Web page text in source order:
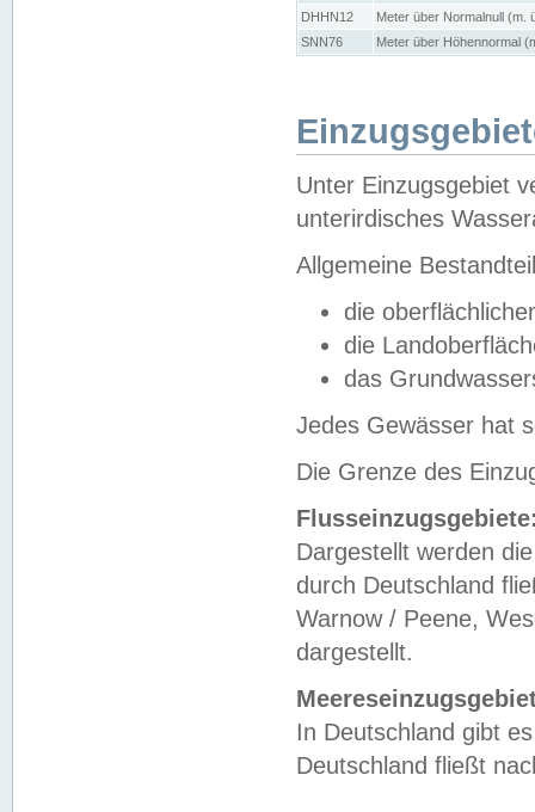
DHHN12
Meter über Normalnull (m.
SNN76
Meter über Höhennormal
Unter Einzugsgebiet
unterirdisches
Allgemeine
die
die
das
Jedes Gewässer hat
Die Grenze des
Dargestellt werden
durch Deutschland
Warnow / Peene,
dargestellt.
In Deutschland gibt
Deutschland fließt